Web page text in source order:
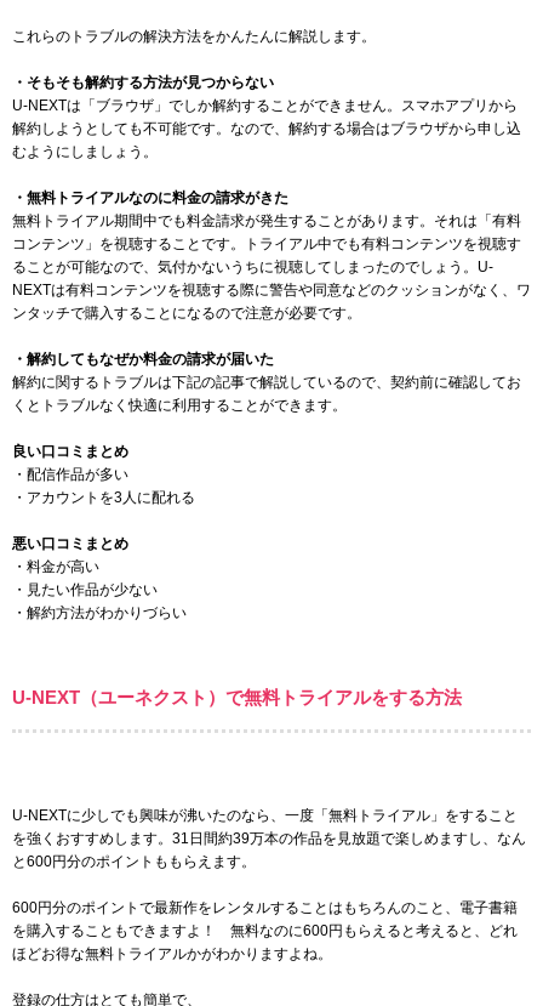
これらのトラブルの解決方法をかんたんに解説します。
・そもそも解約する方法が見つからない
U-NEXTは「ブラウザ」でしか解約することができません。スマホアプリから
解約しようとしても不可能です。なので、解約する場合はブラウザから申し込
むようにしましょう。
・無料トライアルなのに料金の請求がきた
無料トライアル期間中でも料金請求が発生することがあります。それは「有料
コンテンツ」を視聴することです。トライアル中でも有料コンテンツを視聴す
ることが可能なので、気付かないうちに視聴してしまったのでしょう。U-
NEXTは有料コンテンツを視聴する際に警告や同意などのクッションがなく、ワ
ンタッチで購入することになるので注意が必要です。
・解約してもなぜか料金の請求が届いた
解約に関するトラブルは下記の記事で解説しているので、契約前に確認してお
くとトラブルなく快適に利用することができます。
良い口コミまとめ
・配信作品が多い
・アカウントを3人に配れる
悪い口コミまとめ
・料金が高い
・見たい作品が少ない
・解約方法がわかりづらい
U-NEXT（ユーネクスト）で無料トライアルをする方法
U-NEXTに少しでも興味が沸いたのなら、一度「無料トライアル」をすること
を強くおすすめします。 31日間約39万本の作品を見放題で楽しめますし、なん
と600円分のポイントももらえます。
600円分のポイントで最新作をレンタルすることはもちろんのこと、電子書籍
を購入することもできますよ！ 無料なのに600円もらえると考えると、どれ
ほどお得な無料トライアルかがわかりますよね。
登録の仕方はとても簡単で、